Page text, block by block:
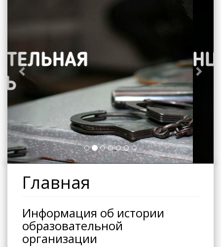
Главная
Информация об истории
образовательной
организации